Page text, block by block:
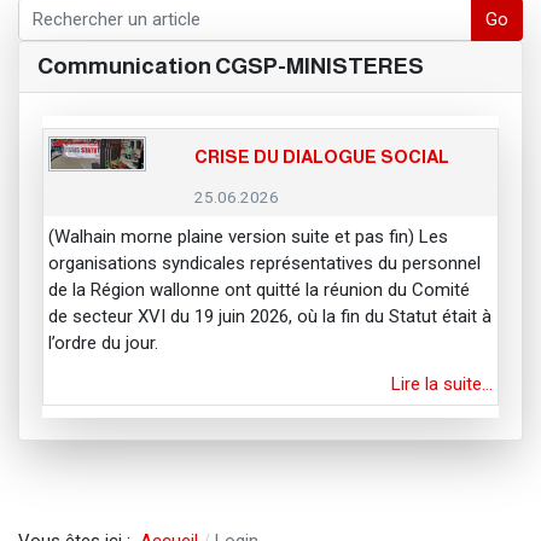
Go
Communication CGSP-MINISTERES
CRISE DU DIALOGUE SOCIAL
25.06.2026
(Walhain morne plaine version suite et pas fin) Les
organisations syndicales représentatives du personnel
de la Région wallonne ont quitté la réunion du Comité
de secteur XVI du 19 juin 2026, où la fin du Statut était à
l’ordre du jour.
Lire la suite…